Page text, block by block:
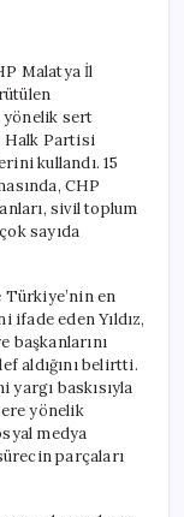
için
Malatya İl
yönelik sert
Halk Partisi
kullandı. 15
CHP
sivil toplum
sayıda
Türkiye’nin en
eden Yıldız,
başkanlarını
aldığını belirtti.
baskısıyla
yönelik
medya
parçaları